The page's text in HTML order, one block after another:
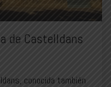
de Castelldans
conocida también